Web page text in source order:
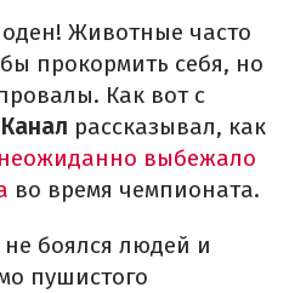
Животные часто
прокормить себя, но
Как вот с
рассказывал, как
неожиданно выбежало
во время чемпионата.
боялся людей и
пушистого